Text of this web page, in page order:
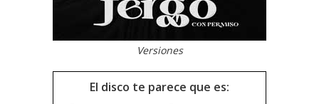
Versiones
El disco te parece que es: